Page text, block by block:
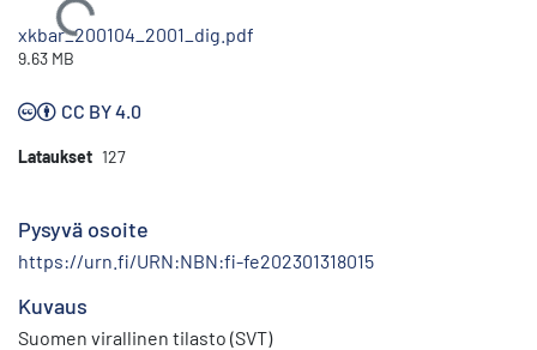
Ladataan...
xkbar_200104_2001_dig.pdf
9.63 MB
CC BY 4.0
Lataukset 127
Pysyvä osoite
https://urn.fi/URN:NBN:fi-fe202301318015
Kuvaus
Suomen virallinen tilasto (SVT)